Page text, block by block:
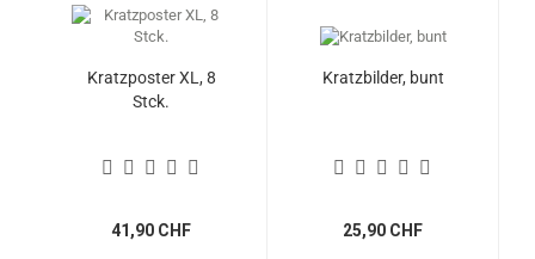
Kratzposter XL, 8
Stck.
41,90 CHF
Kratzbilder, bunt
25,90 CHF